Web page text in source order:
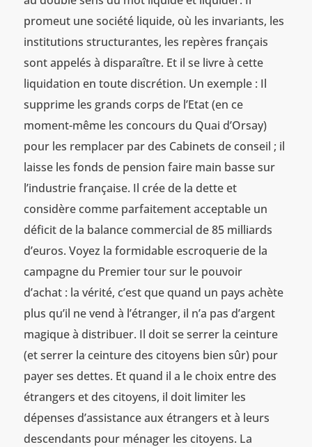
promeut une société liquide, où les invariants, les
institutions structurantes, les repères français
sont appelés à disparaître. Et il se livre à cette
liquidation en toute discrétion. Un exemple : Il
supprime les grands corps de l’Etat (en ce
moment-même les concours du Quai d’Orsay)
pour les remplacer par des Cabinets de conseil ; il
laisse les fonds de pension faire main basse sur
l’industrie française. Il crée de la dette et
considère comme parfaitement acceptable un
déficit de la balance commercial de 85 milliards
d’euros. Voyez la formidable escroquerie de la
campagne du Premier tour sur le pouvoir
d’achat : la vérité, c’est que quand un pays achète
plus qu’il ne vend à l’étranger, il n’a pas d’argent
magique à distribuer. Il doit se serrer la ceinture
(et serrer la ceinture des citoyens bien sûr) pour
payer ses dettes. Et quand il a le choix entre des
étrangers et des citoyens, il doit limiter les
dépenses d’assistance aux étrangers et à leurs
descendants pour ménager les citoyens. La